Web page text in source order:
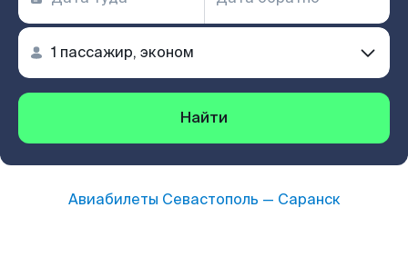
Найти
Авиабилеты Севастополь — Саранск